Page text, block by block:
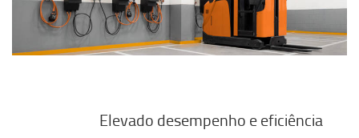
Elevado desempenho e eficiência